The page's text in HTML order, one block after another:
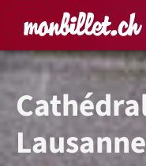
Accueil
Lausanne